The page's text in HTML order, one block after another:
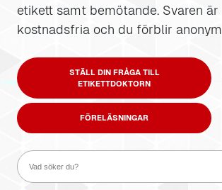
etikett samt bemötande. Svaren är
kostnadsfria och du förblir anonym
STÄLL DIN FRÅGA TILL
ETIKETTDOKTORN
FÖRELÄSNINGAR